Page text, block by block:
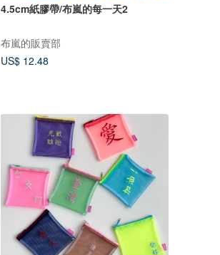
4.5cm紙膠帶/布嵐的每一天2
布嵐的販賣部
US$ 12.48